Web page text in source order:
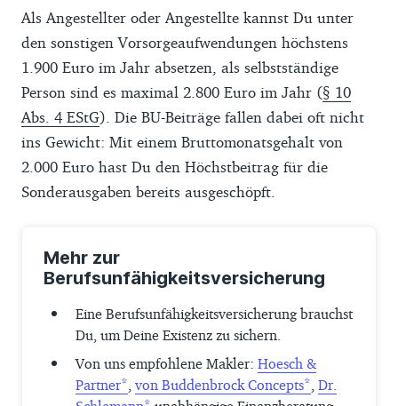
Als Angestellter oder Angestellte kannst Du unter
den sonstigen Vorsorgeaufwendungen höchstens
1.900 Euro im Jahr absetzen, als selbstständige
Person sind es maximal 2.800 Euro im Jahr (§ 10
Abs. 4 EStG). Die BU-Beiträge fallen dabei oft nicht
ins Gewicht: Mit einem Bruttomonatsgehalt von
2.000 Euro hast Du den Höchstbeitrag für die
Sonderausgaben bereits ausgeschöpft.
Mehr zur
Berufsunfähigkeitsversicherung
Eine Berufsunfähigkeitsversicherung brauchst
Du, um Deine Existenz zu sichern.
Von uns empfohlene Makler: Hoesch &
Partner , von Buddenbrock Concepts , Dr.